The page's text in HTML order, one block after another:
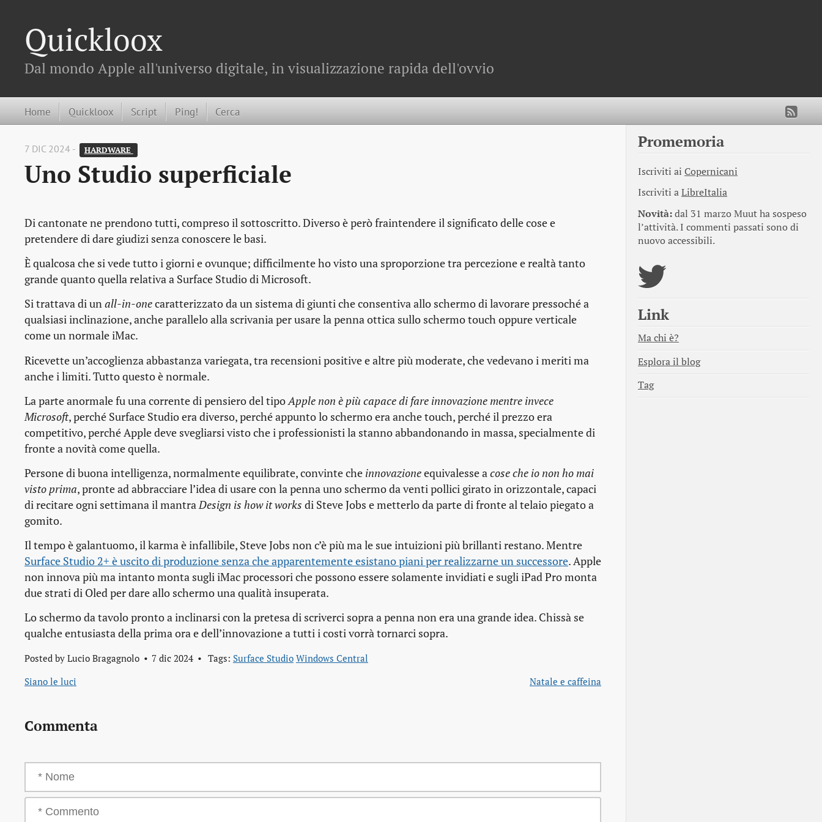
Quickloox
Dal mondo Apple all'universo digitale, in visualizzazione rapida dell'ovvio
Home Quickloox Script Ping! Cerca
7 DIC 2024 - HARDWARE
Uno Studio superficiale
Di cantonate ne prendono tutti, compreso il sottoscritto. Diverso è però fraintendere il significato delle cose e
pretendere di dare giudizi senza conoscere le basi.
È qualcosa che si vede tutto i giorni e ovunque; difficilmente ho visto una sproporzione tra percezione e realtà tanto
grande quanto quella relativa a Surface Studio di Microsoft.
Si trattava di unall-in-onecaratterizzato da un sistema di giunti che consentiva allo schermo di lavorare pressoché a
qualsiasi inclinazione, anche parallelo alla scrivania per usare la penna ottica sullo schermo touch oppure verticale
come un normale iMac.
Ricevette un’accoglienza abbastanza variegata, tra recensioni positive e altre più moderate, che vedevano i meriti ma
anche i limiti. Tutto questo è normale.
La parte anormale fu una corrente di pensiero del tipoApple non è più capace di fare innovazione mentre invece
Microsoft, perché Surface Studio era diverso, perché appunto lo schermo era anche touch, perché il prezzo era
competitivo, perché Apple deve svegliarsi visto che i professionisti la stanno abbandonando in massa, specialmente di
fronte a novità come quella.
Persone di buona intelligenza, normalmente equilibrate, convinte che innovazioneequivalesse acose che io non ho mai
visto prima, pronte ad abbracciare l’idea di usare con la penna uno schermo da venti pollici girato in orizzontale, capaci
di recitare ogni settimana il mantraDesign is how it works di Steve Jobs e metterlo da parte di fronte al telaio piegato a
gomito.
Il tempo è galantuomo, il karma è infallibile, Steve Jobs non c’è più ma le sue intuizioni più brillanti restano. Mentre
Surface Studio 2+ è uscito di produzione senza che apparentemente esistano piani per realizzarne un successore. Apple
non innova più ma intanto monta sugli iMac processori che possono essere solamente invidiati e sugli iPad Pro monta
due strati di Oled per dare allo schermo una qualità insuperata.
Lo schermo da tavolo pronto a inclinarsi con la pretesa di scriverci sopra a penna non era una grande idea. Chissà se
qualche entusiasta della prima ora e dell’innovazione a tutti i costi vorrà tornarci sopra.
Posted by Lucio Bragagnolo 7 dic 2024 Tags: Surface Studio Windows Central
Siano le luci
Natale e caffeina
Commenta
Promemoria
Iscriviti ai Copernicani
Iscriviti aLibreItalia
Novità:dal 31 marzo Muut ha sospeso
l’attività. I commenti passati sono di
nuovo accessibili.
Link
Ma chi è?
Esplora il blog
Tag